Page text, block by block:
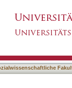
of